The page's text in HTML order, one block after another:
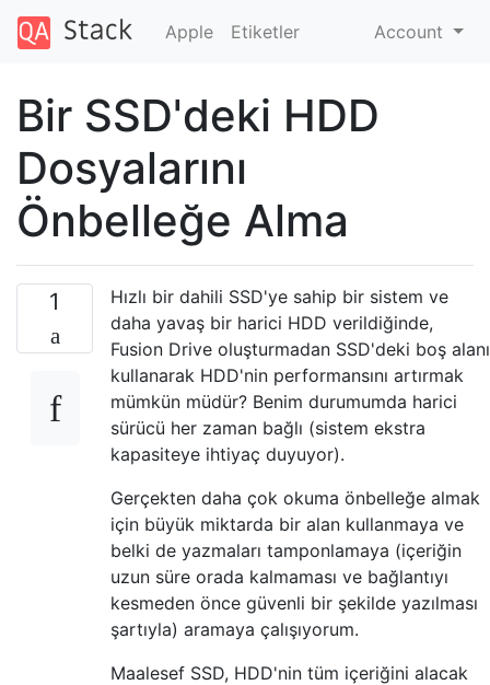
Apple Etiketler Account
Bir SSD'deki HDD
Dosyalarını
Önbelleğe Alma
1
Hızlı bir dahili SSD'ye sahip bir sistem ve
daha yavaş bir harici HDD verildiğinde,
Fusion Drive oluşturmadan SSD'deki boş alanı
kullanarak HDD'nin performansını artırmak
mümkün müdür? Benim durumumda harici
sürücü her zaman bağlı (sistem ekstra
kapasiteye ihtiyaç duyuyor).
Gerçekten daha çok okuma önbelleğe almak
için büyük miktarda bir alan kullanmaya ve
belki de yazmaları tamponlamaya (içeriğin
uzun süre orada kalmaması ve bağlantıyı
kesmeden önce güvenli bir şekilde yazılması
şartıyla) aramaya çalışıyorum.
Maalesef SSD, HDD'nin tüm içeriğini alacak